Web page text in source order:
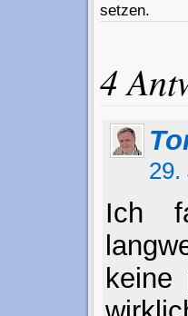
setzen.
4
29.
Ich
keine